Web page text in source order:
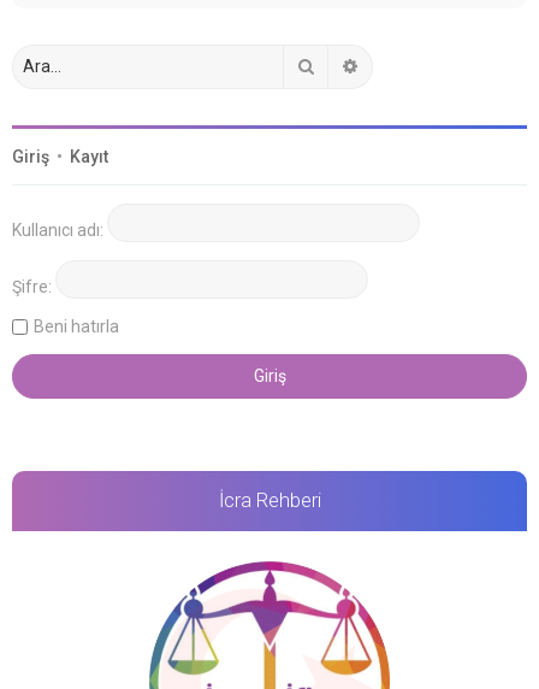
Giriş • Kayıt
Kullanıcı adı:
Şifre:
Beni hatırla
İcra Rehberi